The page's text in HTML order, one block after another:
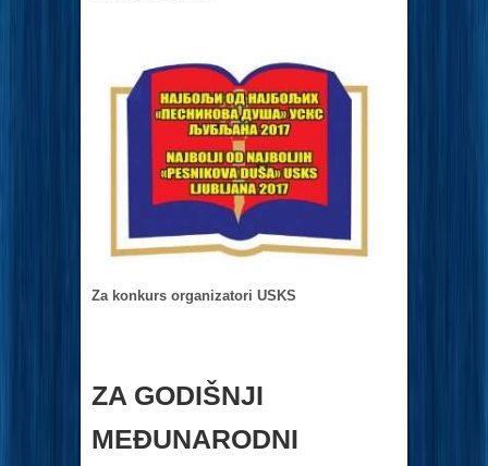
Za konkurs organizatori USKS
ZA GODIŠNJI
MEĐUNARODNI